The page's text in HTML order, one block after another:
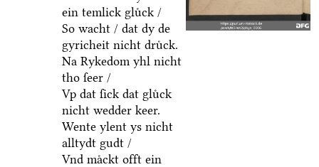
ein temlick gluͤck /
So wacht / dat dy de
gyricheit nicht druͤck.
Na Rykedom yhl nicht
tho ſeer /
Vp dat ſick dat gluͤck
nicht wedder keer.
Wente ylent ys nicht
alltydt gudt /
Vnd maͤckt offt ein